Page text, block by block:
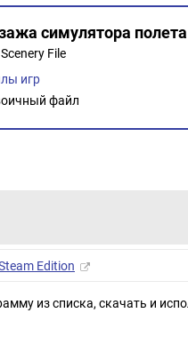
симулятора
File
игр
файл
Edition
из списка, скачать и